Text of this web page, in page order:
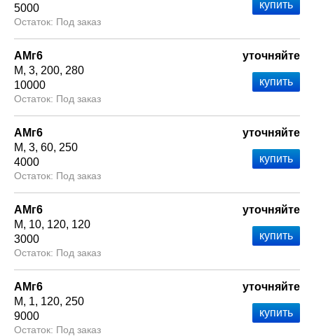
5000
Под заказ
АМг6
М 3 200 280
10000
Под заказ
уточняйте
АМг6
М 3 60 250
4000
Под заказ
уточняйте
АМг6
М
10 120 120
3000
Под заказ
уточняйте
АМг6
М
1 120 250
9000
Под заказ
уточняйте